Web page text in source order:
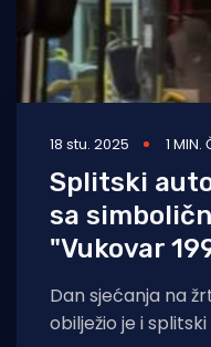
18 stu. 2025 1 MIN.
Splitski
sa
"Vukovar
Dan sjećanja na
obilježio je i